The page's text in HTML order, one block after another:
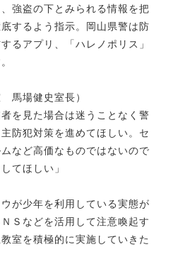
強盗の下とみられる情報を把
するよう指示。岡山県警は防
るアプリ、「ハレノポリス」
馬場健史室長）
を見た場合は迷うことなく警
防犯対策を進めてほしい。セ
など高価なものではないので
てほしい」
が少年を利用している実態が
Ｓなどを活用して注意喚起す
室を積極的に実施していきた